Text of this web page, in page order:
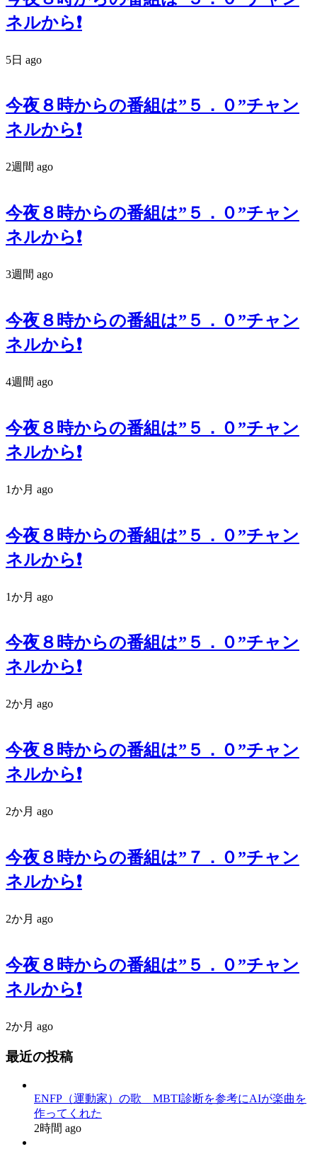
ネルから❗️
5日 ago
今夜８時からの番組は”５．０”チャン
ネルから❗️
2週間 ago
今夜８時からの番組は”５．０”チャン
ネルから❗️
3週間 ago
今夜８時からの番組は”５．０”チャン
ネルから❗️
4週間 ago
今夜８時からの番組は”５．０”チャン
ネルから❗️
1か月 ago
今夜８時からの番組は”５．０”チャン
ネルから❗️
1か月 ago
今夜８時からの番組は”５．０”チャン
ネルから❗️
2か月 ago
今夜８時からの番組は”５．０”チャン
ネルから❗️
2か月 ago
今夜８時からの番組は”７．０”チャン
ネルから❗️
2か月 ago
今夜８時からの番組は”５．０”チャン
ネルから❗️
2か月 ago
最近の投稿
ENFP（運動家）の歌 MBTI診断を参考にAIが楽曲を
作ってくれた
2時間 ago